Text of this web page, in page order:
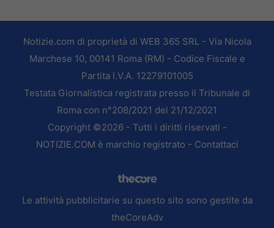
Notizie.com di proprietà di WEB 365 SRL - Via Nicola
Marchese 10, 00141 Roma (RM) - Codice Fiscale e
Partita I.V.A. 12279101005
Testata Giornalistica registrata presso il Tribunale di
Roma con n°208/2021 del 21/12/2021
Copyright ©2026 - Tutti i diritti riservati -
NOTIZIE.COM è marchio registrato - Contattaci
Le attività pubblicitarie su questo sito sono gestite da
theCoreAdv